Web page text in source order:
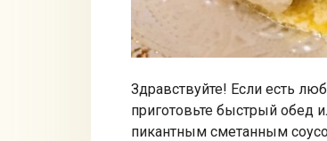
Здравствуйте! Если есть
приготовьте быстрый
пикантным сметанным